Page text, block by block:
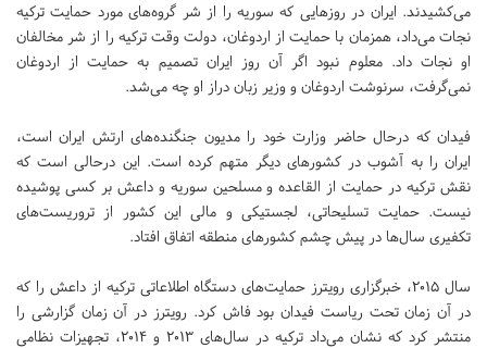
می‌کشیدند. ایران در روزهایی که سوریه را از شر گروه‌های مورد حمایت ترکیه
نجات می‌داد، همزمان با حمایت از اردوغان، دولت وقت ترکیه را از شر مخالفان
او نجات داد. معلوم نبود اگر آن روز ایران تصمیم به حمایت از اردوغان
نمی‌گرفت، سرنوشت اردوغان و وزیر زبان دراز او چه می‌شد.
فیدان که درحال حاضر وزارت خود را مدیون جنگنده‌های ارتش ایران است،
ایران را به آشوب در کشورهای دیگر متهم کرده است. این درحالی است که
نقش ترکیه در حمایت از القاعده و مسلحین سوریه و داعش بر کسی پوشیده
نیست. حمایت تسلیحاتی، لجستیکی و مالی این کشور از تروریست‌های
تکفیری سال‌ها در پیش چشم کشورهای منطقه اتفاق افتاد.
سال 2015، خبرگزاری رویترز حمایت‌های دستگاه اطلاعاتی ترکیه از داعش را که
در آن زمان تحت ریاست فیدان بود فاش کرد. رویترز در آن زمان گزارشی را
منتشر کرد که نشان می‌داد ترکیه در سال‌های 2013 و 2014، تجهیزات نظامی